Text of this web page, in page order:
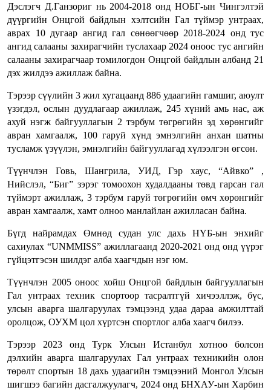
Дэслэгч Д.Ганзориг нь 2004-2018 онд НОБГ-ын Чингэлтэй
дүүргийн Онцгой байдлын хэлтсийн Гал түймэр унтраах,
аврах 10 дугаар ангид гал сөнөөгчөөр 2018-2024 онд тус
ангид салааны захирагчийн туслахаар 2024 оноос тус ангийн
салааны захирагчаар томилогдон Онцгой байдлын албанд 21
дэх жилдээ ажиллаж байна.
Тэрээр сүүлийн 3 жил хугацаанд 886 удаагийн гамшиг, аюулт
үзэгдэл, ослын дуудлагаар ажиллаж, 245 хүний амь нас, аж
ахуй нэгж байгууллагын 2 тэрбум төгрөгийн эд хөрөнгийг
авран хамгаалж, 100 гаруй хүнд эмнэлгийн анхан шатны
тусламж үзүүлэн, эмнэлгийн байгууллагад хүлээлгэн өгсөн.
Түүнчлэн Говь, Шангрила, УИД, Гэр хаус, “Айвко” ,
Нийслэл, “Биг” зэрэг томоохон худалдааны төвд гарсан гал
түймэрт ажиллаж, 3 тэрбум гаруй төгрөгийн өмч хөрөнгийг
авран хамгаалж, хамт олноо манлайлан ажилласан байна.
Бүгд найрамдах Өмнөд судан улс дахь НҮБ-ын энхийг
сахиулах “UNMMISS” ажиллагаанд 2020-2021 онд онд үүрэг
гүйцэтгэсэн шилдэг алба хаагчдын нэг юм.
Түүнчлэн 2005 оноос хойш Онцгой байдлын байгууллагын
Гал унтраах техник спортоор тасралтгүй хичээллэж, бүс,
улсын аварга шалгаруулах тэмцээнд удаа дараа амжилттай
оролцож, ОУХМ цол хүртсэн спортлог алба хаагч билээ.
Тэрээр 2023 онд Турк Улсын Истанбул хотноо болсон
дэлхийн аварга шалгаруулах Гал унтраах техникийн олон
төрөлт спортын 18 дахь удаагийн тэмцээний Монгол Улсын
шигшээ багийн дасгалжуулагч, 2024 онд БНХАУ-ын Харбин